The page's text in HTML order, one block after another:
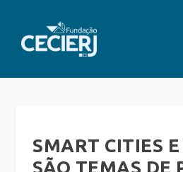
SMART CITIES
SÃO TEMAS DE